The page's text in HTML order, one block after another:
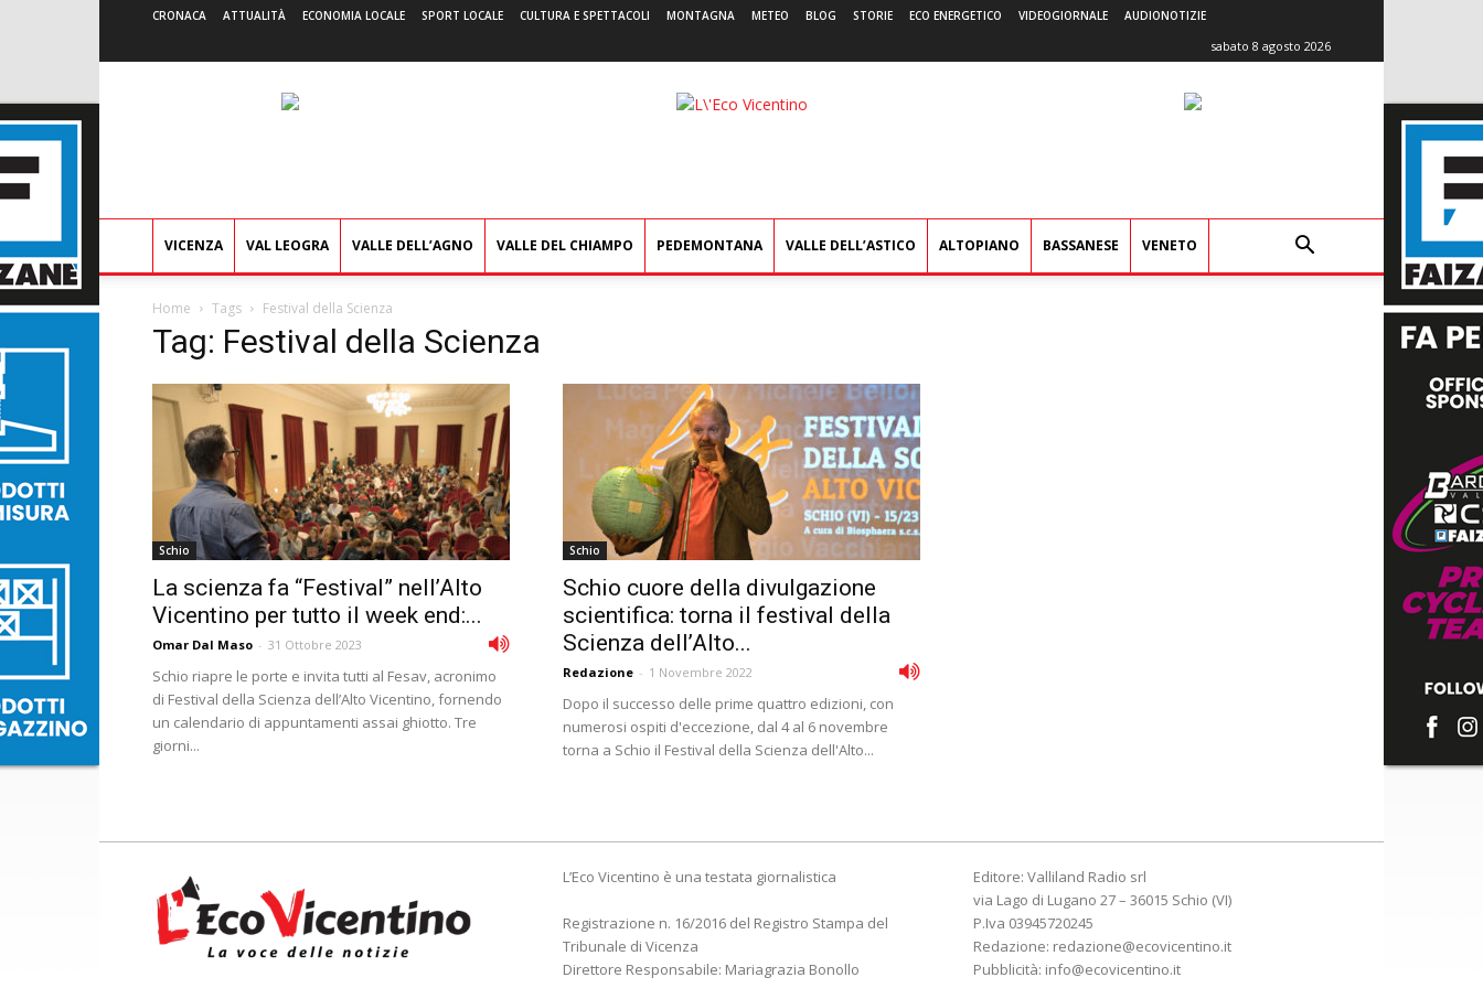
CRONACA ATTUALITÀ ECONOMIA LOCALE SPORT LOCALE CULTURA E SPETTACOLI MONTAGNA METEO BLOG STORIE ECO ENERGETICO VIDEOGIORNALE AUDIONOTIZIE
sabato 8 agosto 2026
L'Eco
VICENZA VAL LEOGRA VALLE DELL’AGNO VALLE DEL CHIAMPO PEDEMONTANA VALLE DELL’ASTICO ALTOPIANO BASSANESE VENETO
Home Tags Festival della Scienza
Tag: Festival della Scienza
Schio
La scienza fa “Festival” nell’Alto
Vicentino per tutto il week end:...
Omar Dal Maso - 31 Ottobre 2023
Schio riapre le porte e invita tutti al Fesav, acronimo
di Festival della Scienza dell’Alto Vicentino, fornendo
un calendario di appuntamenti assai ghiotto. Tre
giorni...
Schio
Schio cuore della divulgazione
scientifica: torna il festival della
Scienza dell’Alto...
Redazione - 1 Novembre 2022
Dopo il successo delle prime quattro edizioni, con
numerosi ospiti d'eccezione, dal 4 al 6 novembre
torna a Schio il Festival della Scienza dell'Alto...
L’Eco Vicentino è una testata giornalistica
Registrazione n. 16/2016 del Registro Stampa del
Tribunale di Vicenza
Direttore Responsabile: Mariagrazia Bonollo
Editore: Valliland Radio srl
via Lago di Lugano 27 – 36015 Schio (VI)
P.Iva 03945720245
Redazione: redazione@ecovicentino.it
Pubblicità: info@ecovicentino.it